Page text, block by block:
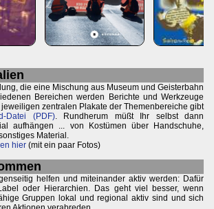
die eine Mischung aus Museum und Geisterbahn
Bereichen werden Berichte und Werkzeuge
zentralen Plakate der Themenbereiche gibt
Datei (PDF). Rundherum müßt Ihr selbst dann
aufhängen ... von Kostümen über Handschuhe,
Material.
hier (mit ein paar Fotos)
helfen und miteinander aktiv werden: Dafür
oder Hierarchien. Das geht viel besser, wenn
Gruppen lokal und regional aktiv sind und sich